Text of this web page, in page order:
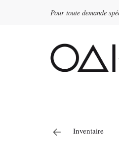
Pour toute demande
Rechercher :
Inventaire